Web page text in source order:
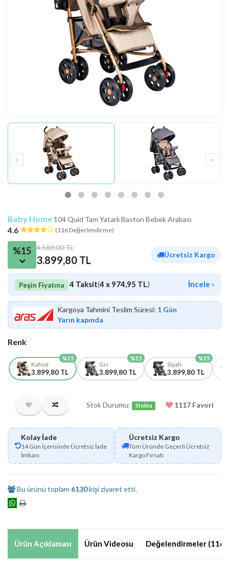
Baby Home 104 Quid Tam Yatarlı Baston Bebek Arabası
4.6 (116 Değerlendirme)
%15 4.588,00 TL
3.899,80 TL Ücretsiz Kargo
Peşin Fiyatına 4 Taksit(4 x 974,95 TL) İncele ›
Kargoya Tahmini Teslim Süresi: 1 Gün
Yarın kapında
Renk
%15
Kahve
3.899,80 TL
%15
Gri
3.899,80 TL
%15
Siyah
3.899,80 TL
Stok Durumu: Stokta 1117 Favori
Kolay İade
14 Gün İçerisinde Ücretsiz İade
İmkanı
Ücretsiz Kargo
Tüm Üründe Geçerli Ücretsiz
Kargo Fırsatı
Bu ürünü toplam 6130kişi ziyaret etti.
Ürün Açıklaması Ürün Videosu Değelendirmeler (116)